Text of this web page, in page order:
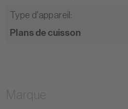
Type d'appareil :
Plans de cuisson